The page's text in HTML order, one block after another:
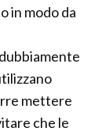
in modo da
mettere
che le